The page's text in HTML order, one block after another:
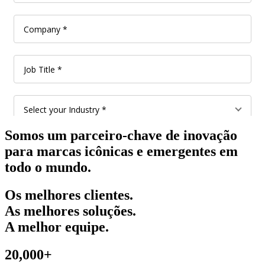
Somos um parceiro-chave de inovação
para marcas icônicas e emergentes em
todo o mundo.
Os melhores clientes.
As melhores soluções.
A melhor equipe.
20,000+